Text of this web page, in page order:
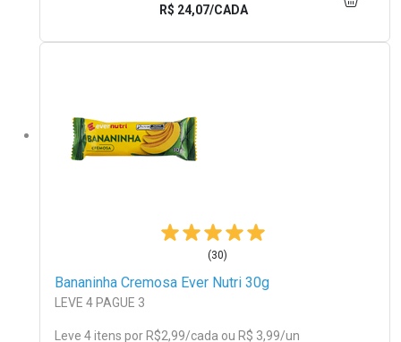
R$ 24,07/CADA
(30)
Bananinha Cremosa Ever Nutri 30g
LEVE 4 PAGUE 3
Leve 4 itens por R$2,99/cada ou R$ 3,99/un